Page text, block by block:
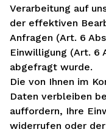
Verarbeitung auf
der effektiven
Anfragen (Art. 6
Einwilligung (Art. 6
abgefragt wurde.
Die von Ihnen im
Daten verbleiben
auffordern, Ihre
widerrufen oder